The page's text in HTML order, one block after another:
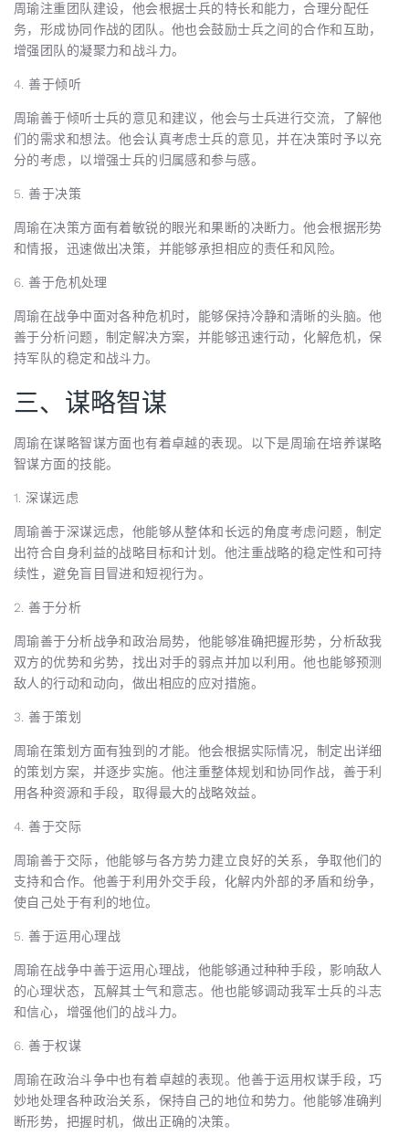
周瑜注重团队建设，他会根据士兵的特长和能力，合理分配任
务，形成协同作战的团队。他也会鼓励士兵之间的合作和互助，
增强团队的凝聚力和战斗力。
4. 善于倾听
周瑜善于倾听士兵的意见和建议，他会与士兵进行交流，了解他
们的需求和想法。他会认真考虑士兵的意见，并在决策时予以充
分的考虑，以增强士兵的归属感和参与感。
5. 善于决策
周瑜在决策方面有着敏锐的眼光和果断的决断力。他会根据形势
和情报，迅速做出决策，并能够承担相应的责任和风险。
6. 善于危机处理
周瑜在战争中面对各种危机时，能够保持冷静和清晰的头脑。他
善于分析问题，制定解决方案，并能够迅速行动，化解危机，保
持军队的稳定和战斗力。
三、谋略智谋
周瑜在谋略智谋方面也有着卓越的表现。以下是周瑜在培养谋略
智谋方面的技能。
1. 深谋远虑
周瑜善于深谋远虑，他能够从整体和长远的角度考虑问题，制定
出符合自身利益的战略目标和计划。他注重战略的稳定性和可持
续性，避免盲目冒进和短视行为。
2. 善于分析
周瑜善于分析战争和政治局势，他能够准确把握形势，分析敌我
双方的优势和劣势，找出对手的弱点并加以利用。他也能够预测
敌人的行动和动向，做出相应的应对措施。
3. 善于策划
周瑜在策划方面有独到的才能。他会根据实际情况，制定出详细
的策划方案，并逐步实施。他注重整体规划和协同作战，善于利
用各种资源和手段，取得最大的战略效益。
4. 善于交际
周瑜善于交际，他能够与各方势力建立良好的关系，争取他们的
支持和合作。他善于利用外交手段，化解内外部的矛盾和纷争，
使自己处于有利的地位。
5. 善于运用心理战
周瑜在战争中善于运用心理战，他能够通过种种手段，影响敌人
的心理状态，瓦解其士气和意志。他也能够调动我军士兵的斗志
和信心，增强他们的战斗力。
6. 善于权谋
周瑜在政治斗争中也有着卓越的表现。他善于运用权谋手段，巧
妙地处理各种政治关系，保持自己的地位和势力。他能够准确判
断形势，把握时机，做出正确的决策。